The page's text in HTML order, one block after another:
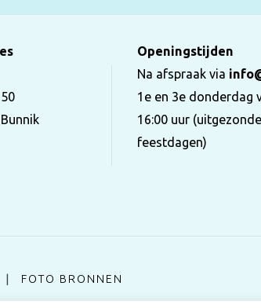
Openingstijden
Na afspraak via
1e en 3e donderdag
16:00 uur
feestdagen)
FOTO BRONNEN